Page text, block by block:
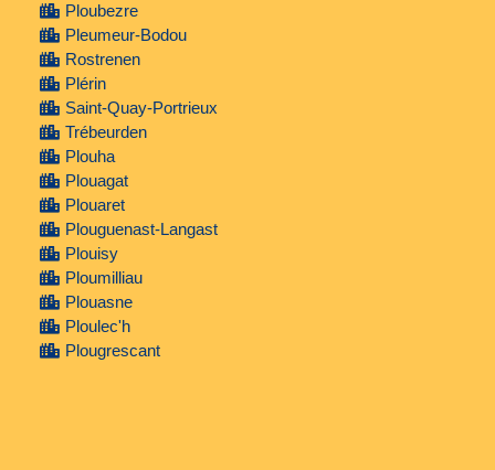
Ploubezre
Pleumeur-Bodou
Rostrenen
Plérin
Saint-Quay-Portrieux
Trébeurden
Plouha
Plouagat
Plouaret
Plouguenast-Langast
Plouisy
Ploumilliau
Plouasne
Ploulec'h
Plougrescant